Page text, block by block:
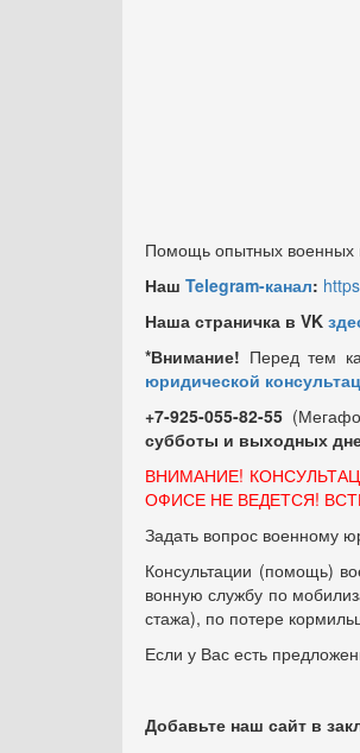
Помощь опытных военных
Наш Telegram-канал:
Наша страничка в VK
*Внимание! Перед тем
юридической
+7-925-055-82-55
субботы и выходных
ВНИМАНИЕ!
ОФИСЕ НЕ ВЕДЕТСЯ!
Задать вопрос военному
Консультации (помощь)
вонную службу по
стажа), по потере
Если у Вас есть
Добавьте наш сайт в